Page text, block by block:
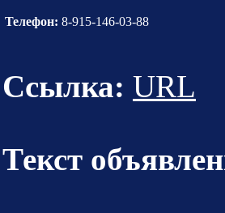
Телефон: 8-915-146-03-88
Ссылка: URL
Текст